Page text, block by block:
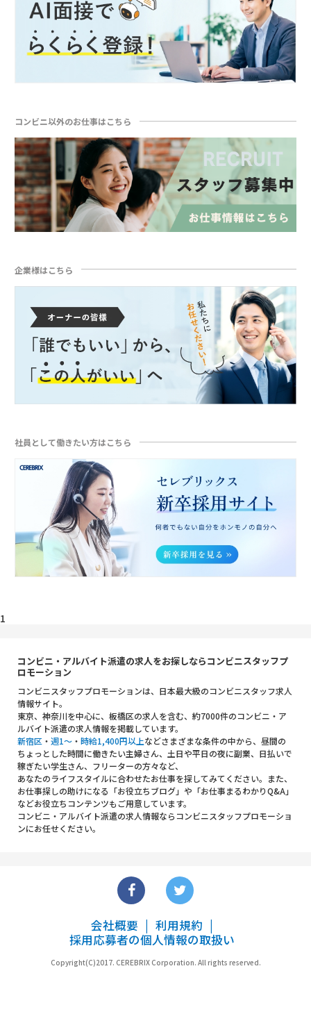
コンビニ以外のお仕事はこちら
企業様はこちら
社員として働きたい方はこちら
1
コンビニ・アルバイト派遣の求人をお探しならコンビニスタッフプ
ロモーション
コンビニスタッフプロモーションは、日本最大級のコンビニスタッフ求人
情報サイト。
東京、神奈川を中心に、板橋区の求人を含む、約7000件のコンビニ・ア
ルバイト派遣の求人情報を掲載しています。
新宿区 ・ 週1～ ・ 時給1,400円以上などさまざまな条件の中から、昼間の
ちょっとした時間に働きたい主婦さん、土日や平日の夜に副業、日払いで
稼ぎたい学生さん、フリーターの方々など、
あなたのライフスタイルに合わせたお仕事を探してみてください。また、
お仕事探しの助けになる「お役立ちブログ」や「お仕事まるわかりQ&A」
などお役立ちコンテンツもご用意しています。
コンビニ・アルバイト派遣の求人情報ならコンビニスタッフプロモーショ
ンにお任せください。
会社概要
利用規約
採用応募者の個人情報の取扱い
Copyright(C)2017. CEREBRIX Corporation. All rights reserved.